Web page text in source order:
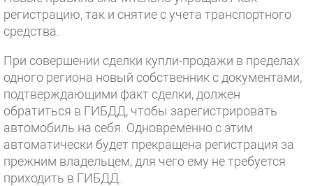
регистрацию, так и снятие с учета транспортного
средства.
При совершении сделки купли-продажи в пределах
одного региона новый собственник с документами,
подтверждающими факт сделки, должен
обратиться в ГИБДД, чтобы зарегистрировать
автомобиль на себя. Одновременно с этим
автоматически будет прекращена регистрация за
прежним владельцем, для чего ему не требуется
приходить в ГИБДД.